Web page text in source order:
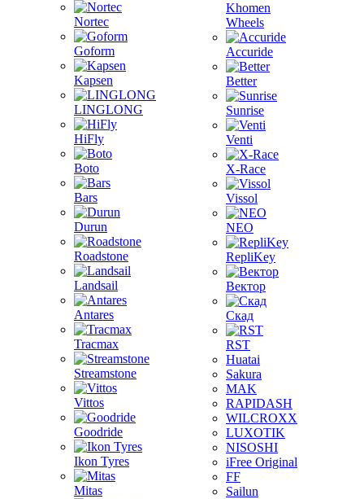
Nortec
Goform
Kapsen
LINGLONG
HiFly
Boto
Bars
Durun
Roadstone
Landsail
Antares
Tracmax
Streamstone
Vittos
Goodride
Ikon Tyres
Mitas
Khomen
Wheels
Accuride
Better
Sunrise
Venti
X-Race
Vissol
NEO
RepliKey
Вектор
Скад
RST
Huatai
Sakura
MAK
RAPIDASH
WILCROXX
LUXOTIK
NISOSHI
iFree Original
FF
Sailun